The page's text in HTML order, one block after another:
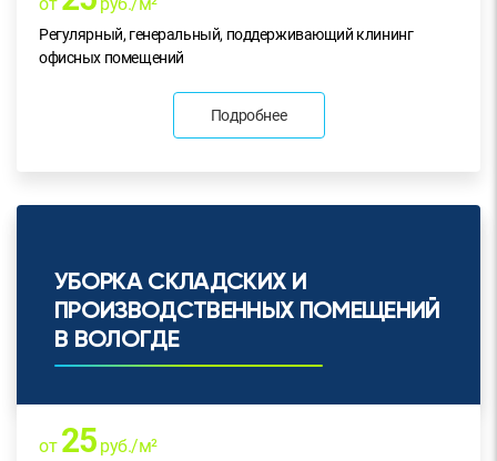
Регулярный, генеральный, поддерживающий клининг
офисных помещений
Подробнее
УБОРКА СКЛАДСКИХ И
ПРОИЗВОДСТВЕННЫХ ПОМЕЩЕНИЙ
В ВОЛОГДЕ
от 25руб./м²